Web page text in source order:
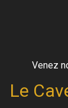
Venez
Le